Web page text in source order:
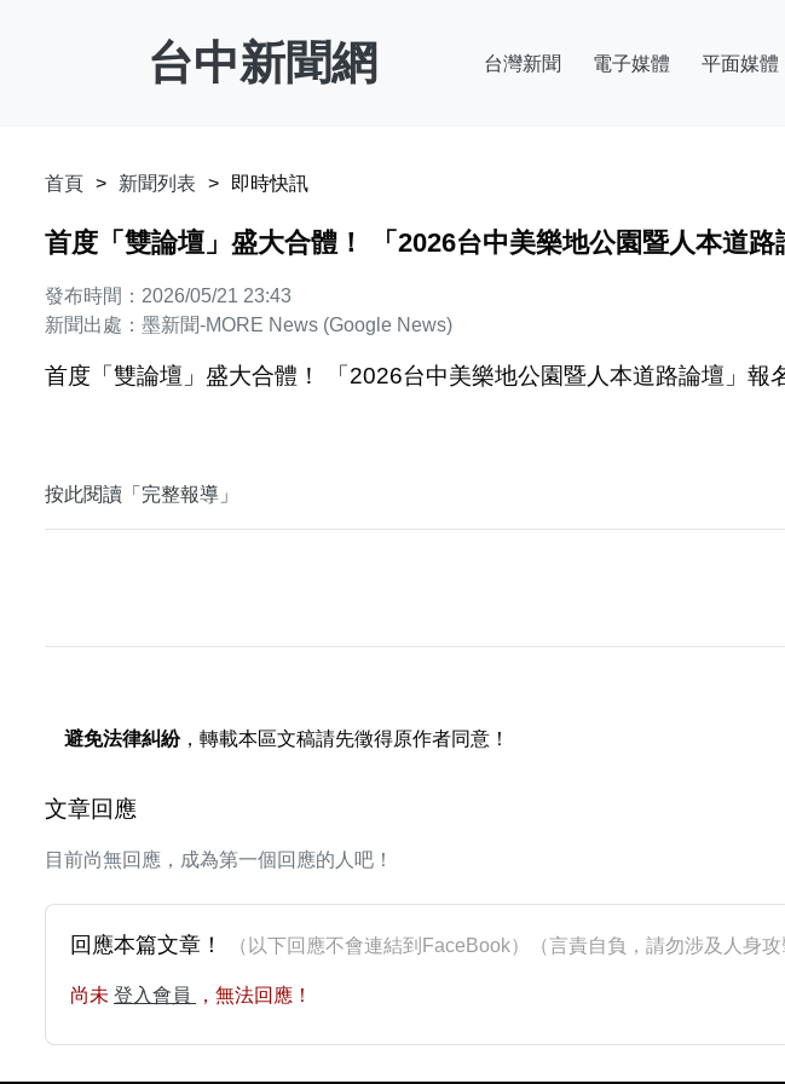
台中新聞網 台灣新聞 電子媒體 平面媒體
首頁 新聞列表 即時快訊
首度「雙論壇」盛大合體！ 「2026台中美樂地公園暨人本道
發布時間：2026/05/21 23:43
新聞出處：墨新聞-MORE News (Google News)
首度「雙論壇」盛大合體！ 「2026台中美樂地公園暨人本道路論壇」報
按此閱讀「完整報導」
避免法律糾紛，轉載本區文稿請先徵得原作者同意！
文章回應
目前尚無回應，成為第一個回應的人吧！
回應本篇文章！ （以下回應不會連結到FaceBook）（言責自負，請勿涉及人身攻
尚未 登入會員 ，無法回應！